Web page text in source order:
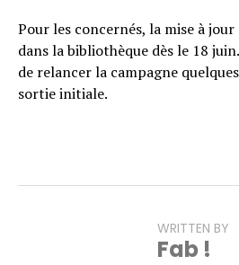
Pour les concernés, la mise à
dans la bibliothèque dès le 18
de relancer la campagne
sortie initiale.
WRITTEN BY
Fab !